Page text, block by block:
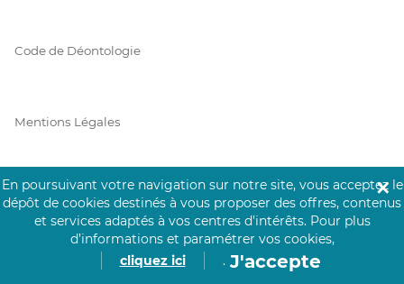
Code de Déontologie
Mentions Légales
Prérequis Click&Care
Protection des Données
En poursuivant votre navigation sur notre site, vous acceptez le
dépôt de cookies destinés à vous proposer des offres, contenus
et services adaptés à vos centres d’intérêts. Pour plus
d’informations et paramétrer vos cookies,
cliquez ici
. J'accepte
✕